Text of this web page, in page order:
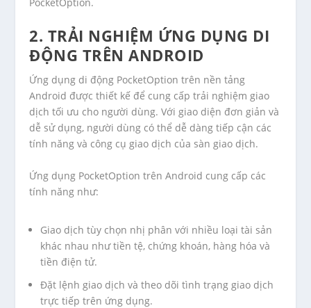
2. TRẢI NGHIỆM ỨNG DỤNG DI
ĐỘNG TRÊN ANDROID
Ứng dụng di động PocketOption trên nền tảng
Android được thiết kế để cung cấp trải nghiệm giao
dịch tối ưu cho người dùng. Với giao diện đơn giản và
dễ sử dụng, người dùng có thể dễ dàng tiếp cận các
tính năng và công cụ giao dịch của sàn giao dịch.
Ứng dụng PocketOption trên Android cung cấp các
tính năng như:
Giao dịch tùy chọn nhị phân với nhiều loại tài sản
khác nhau như tiền tệ, chứng khoán, hàng hóa và
tiền điện tử.
Đặt lệnh giao dịch và theo dõi tình trạng giao dịch
trực tiếp trên ứng dụng.